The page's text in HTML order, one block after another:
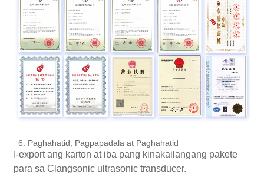
6. Paghahatid, Pagpapadala at Paghahatid
I-export ang karton at iba pang kinakailangang pakete
para sa Clangsonic ultrasonic transducer.